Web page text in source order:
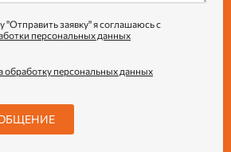
"Отправить заявку" я соглашаюсь с
персональных данных
обработку персональных данных